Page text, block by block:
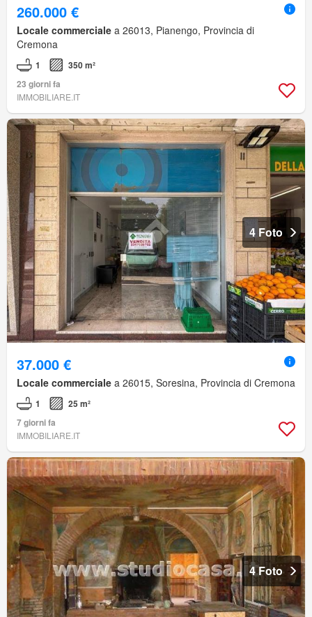
260.000 €
Locale commerciale a 26013, Pianengo, Provincia di
Cremona
1
350 m²
23 giorni fa
IMMOBILIARE.IT
4 Foto
37.000 €
Locale commerciale a 26015, Soresina, Provincia di Cremona
1
25 m²
7 giorni fa
IMMOBILIARE.IT
4 Foto